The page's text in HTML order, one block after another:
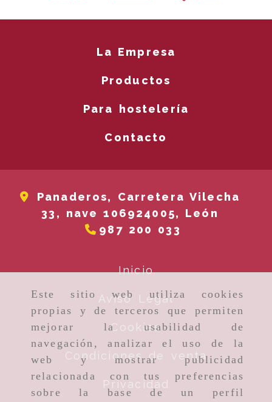
Este sitio web utiliza cookies
propias y de terceros que permiten
mejorar la usabilidad de
navegación, analizar el uso de la
web y mostrar publicidad
relacionada con tus preferencias
sobre la base de un perfil
La Empresa
Productos
Para hostelería
Contacto
Panaderos, Carretera Vilecha
33, nave 106924005, León
987 200 033
Inicio
Aviso Legal
Cookies
Condiciones de venta
Privacidad